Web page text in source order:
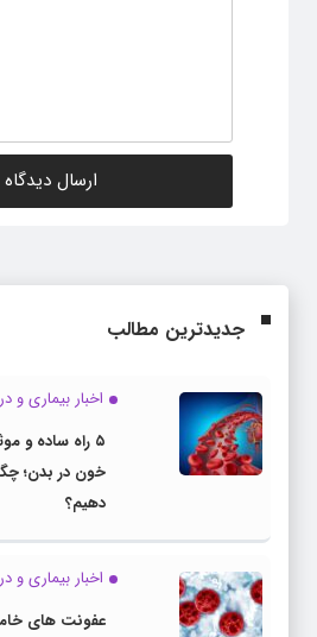
جدیدترین مطالب
اخبار بیماری و
۵ راه ساده و
خون در بدن؛
دهیم؟
اخبار بیماری و
عفونت های